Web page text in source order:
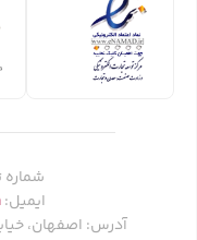
ایمیل:
آدرس: اصفهان،